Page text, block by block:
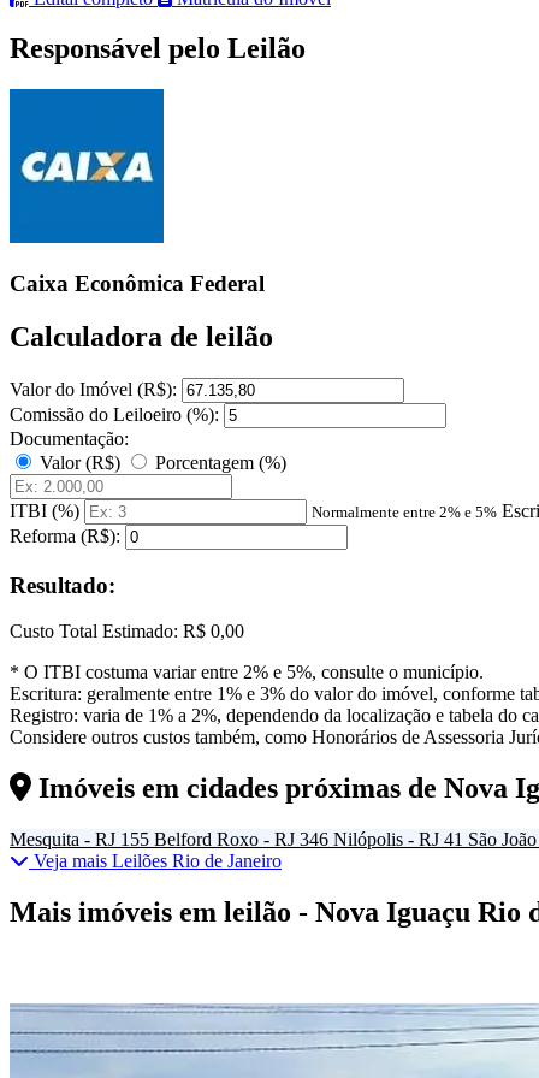
Responsável pelo Leilão
Caixa Econômica Federal
Calculadora de leilão
Valor do Imóvel (R$):
Comissão do Leiloeiro (%):
Documentação:
Valor (R$)
Porcentagem (%)
ITBI (%) Normalmente entre 2% e 5%
Reforma (R$):
Resultado:
Custo Total Estimado: R$ 0,00
* O ITBI costuma variar entre 2% e 5%, consulte o município.
Escritura: geralmente entre 1% e 3% do valor do imóvel, conforme
Registro: varia de 1% a 2%, dependendo da localização e tabela do
Considere outros custos também, como Honorários de Assessoria
Imóveis em cidades próximas de Nova
Mesquita - RJ 155 Belford Roxo - RJ 346 Nilópolis - RJ 41 São
Veja mais Leilões Rio de Janeiro
Mais imóveis em leilão - Nova Iguaçu Rio